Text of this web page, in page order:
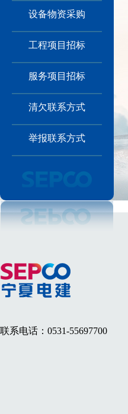
设备物资采购
工程项目招标
服务项目招标
清欠联系方式
举报联系方式
联系电话：0531-55697700